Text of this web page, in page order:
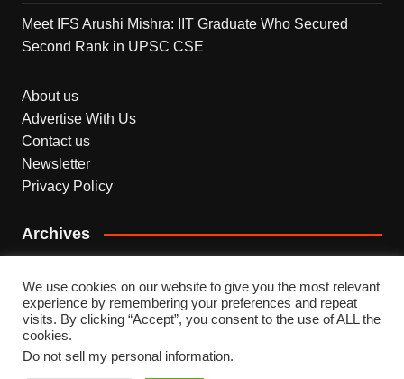
Meet IFS Arushi Mishra: IIT Graduate Who Secured
Second Rank in UPSC CSE
About us
Advertise With Us
Contact us
Newsletter
Privacy Policy
Archives
Copyright © 2026 INDEPENDENT NEWS. All rights
We use cookies on our website to give you the most relevant
experience by remembering your preferences and repeat
visits. By clicking “Accept”, you consent to the use of ALL the
cookies.
Do not sell my personal information.